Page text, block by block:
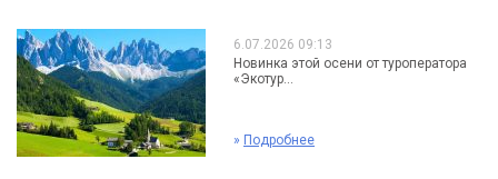
6.07.2026 09:13
Новинка этой осени от туроператора
«Экотур...
» Подробнее